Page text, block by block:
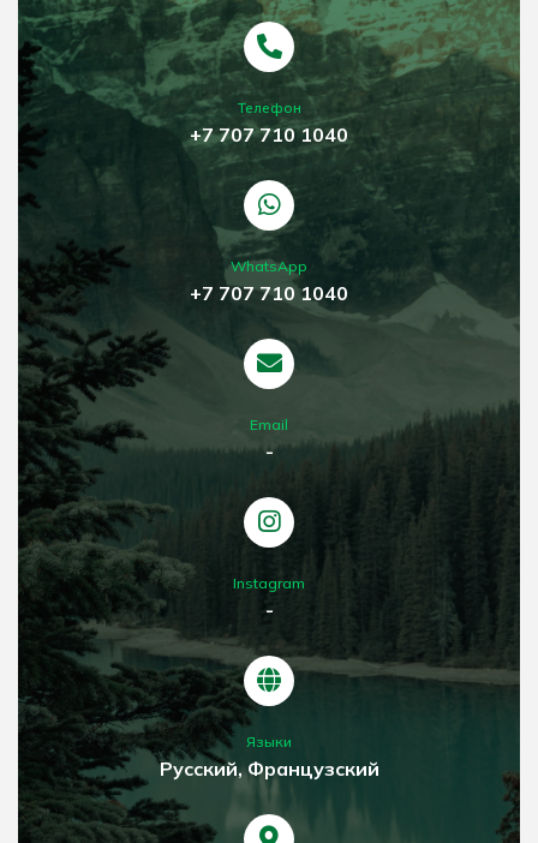
Телефон
+7 707 710 1040
WhatsApp
+7 707 710 1040
Email
-
Instagram
-
Языки
Русский, Французский